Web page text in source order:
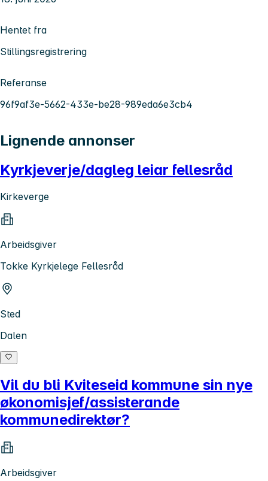
Hentet fra
Stillingsregistrering
Referanse
96f9af3e-5662-433e-be28-989eda6e3cb4
Lignende annonser
Kyrkjeverje/dagleg leiar fellesråd
Kirkeverge
Arbeidsgiver
Tokke Kyrkjelege Fellesråd
Sted
Dalen
Vil du bli Kviteseid kommune sin nye
økonomisjef/assisterande
kommunedirektør?
Arbeidsgiver